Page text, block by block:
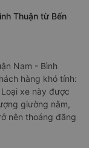
Thuận từ Bến
Nam - Bình
hàng khó tính:
xe này được
giường nằm,
nên thoáng đãng